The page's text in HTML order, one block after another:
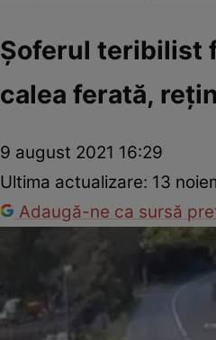
Șoferul teribilist
calea ferată,
9 august 2021 16:29
Ultima actualizare: 13
Adaugă-ne ca sursă